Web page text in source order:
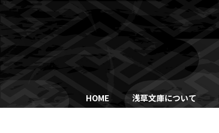
Skip
to
content
HOME 浅草文庫について